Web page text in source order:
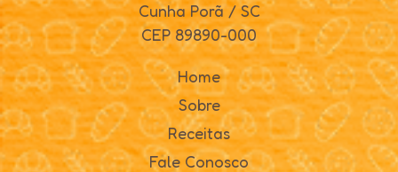
Cunha Porã / SC
CEP 89890-000
Home
Sobre
Receitas
Fale Conosco